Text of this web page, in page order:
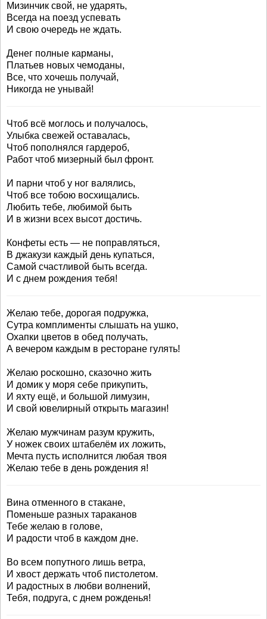
Мизинчик свой, не ударять,
Всегда на поезд успевать
И свою очередь не ждать.
Денег полные карманы,
Платьев новых чемоданы,
Все, что хочешь получай,
Никогда не унывай!
Чтоб всё моглось и получалось,
Улыбка свежей оставалась,
Чтоб пополнялся гардероб,
Работ чтоб мизерный был фронт.
И парни чтоб у ног валялись,
Чтоб все тобою восхищались.
Любить тебе, любимой быть
И в жизни всех высот достичь.
Конфеты есть — не поправляться,
В джакузи каждый день купаться,
Самой счастливой быть всегда.
И с днем рождения тебя!
Желаю тебе, дорогая подружка,
Сутра комплименты слышать на ушко,
Охапки цветов в обед получать,
А вечером каждым в ресторане гулять!
Желаю роскошно, сказочно жить
И домик у моря себе прикупить,
И яхту ещё, и большой лимузин,
И свой ювелирный открыть магазин!
Желаю мужчинам разум кружить,
У ножек своих штабелём их ложить,
Мечта пусть исполнится любая твоя
Желаю тебе в день рождения я!
Вина отменного в стакане,
Поменьше разных тараканов
Тебе желаю в голове,
И радости чтоб в каждом дне.
Во всем попутного лишь ветра,
И хвост держать чтоб пистолетом.
И радостных в любви волнений,
Тебя, подруга, с днем рожденья!